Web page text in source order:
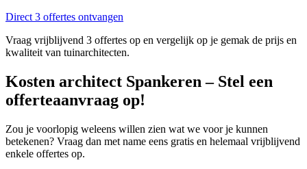
Direct 3 offertes ontvangen
Vraag vrijblijvend 3 offertes op en vergelijk op je gemak de prijs en
kwaliteit van tuinarchitecten.
Kosten architect Spankeren – Stel een
offerteaanvraag op!
Zou je voorlopig weleens willen zien wat we voor je kunnen
betekenen? Vraag dan met name eens gratis en helemaal vrijblijvend
enkele offertes op.